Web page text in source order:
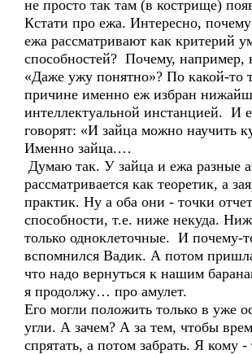
не просто так там (в кострище)
Кстати про ежа. Интересно,
ежа рассматривают как критерий
способностей? Почему, например,
«Даже ужу понятно»? По какой-то
причине именно еж избран
интеллектуальной инстанцией. И
говорят: «И зайца можно научить
Именно зайца.…
Думаю так. У зайца и ежа разные
рассматривается как теоретик, а
практик. Ну а оба они - точки
способности, т.е. ниже некуда.
только одноклеточные. И почему-
вспомнился Вадик. А потом
что надо вернуться к нашим
я продолжу… про амулет.
Его могли положить только в уже
угли. А зачем? А за тем, чтобы
спрятать, а потом забрать. Я кому -